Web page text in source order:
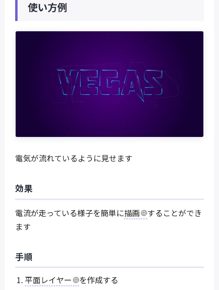
使い方例
電気が流れているように見せます
効果
電流が走っている様子を簡単に描画
することができ
ます
手順
平面レイヤー
を作成する